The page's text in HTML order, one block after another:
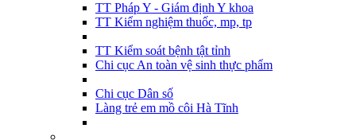
TT Pháp Y - Giám định Y khoa
TT Kiểm nghiệm thuốc, mp, tp
TT Kiểm soát bệnh tật tỉnh
Chi cục An toàn vệ sinh thực phẩm
Chi cục Dân số
Làng trẻ em mồ côi Hà Tĩnh